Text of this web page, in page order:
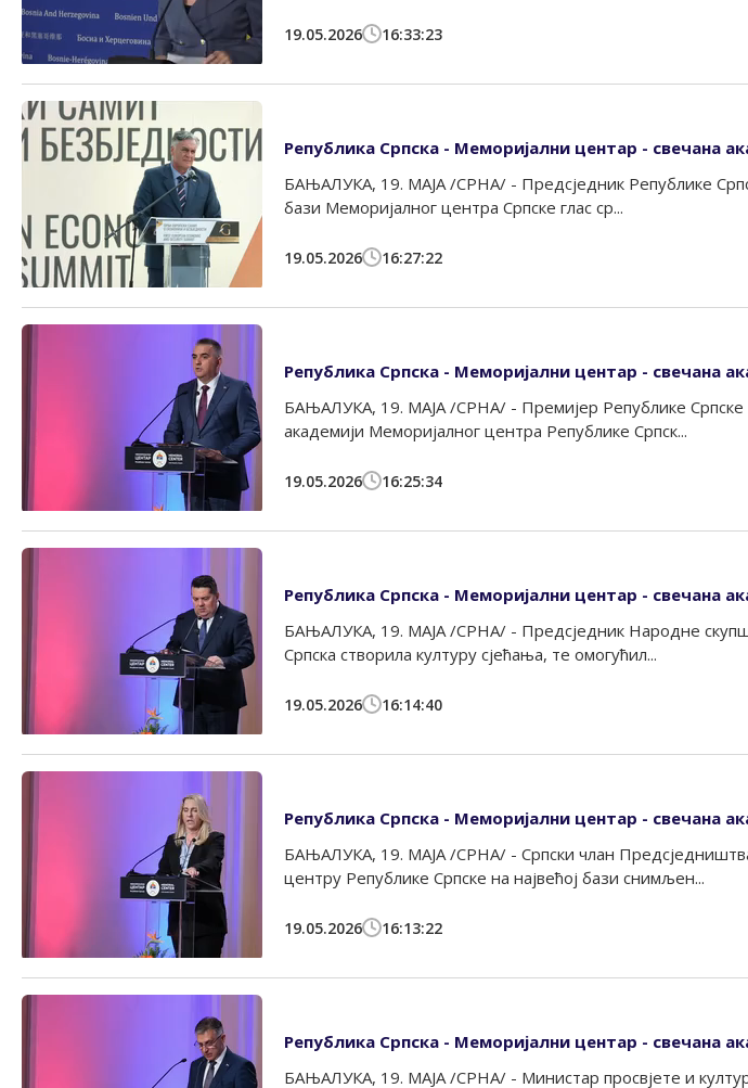
19.05.2026 16:33:23
Република Српска - Меморијални центар - свечана
БАЊАЛУКА, 19. МАЈА /СРНА/ - Предсједник Републике
бази Меморијалног центра Српске глас ср...
19.05.2026 16:27:22
Република Српска - Меморијални центар - свечана
БАЊАЛУКА, 19. МАЈА /СРНА/ - Премијер Републике Српске
академији Меморијалног центра Републике Српск...
19.05.2026 16:25:34
Република Српска - Меморијални центар - свечана
БАЊАЛУКА, 19. МАЈА /СРНА/ - Предсједник Народне
Српска створила културу сјећања, те омогућил...
19.05.2026 16:14:40
Република Српска - Меморијални центар - свечана
БАЊАЛУКА, 19. МАЈА /СРНА/ - Српски члан
центру Републике Српске на највећој бази снимљен...
19.05.2026 16:13:22
Република Српска - Меморијални центар - свечана
БАЊАЛУКА, 19. МАЈА /СРНА/ - Министар просвјете и